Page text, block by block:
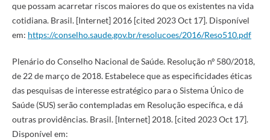
que possam acarretar riscos maiores do que os existentes na vida
cotidiana. Brasil. [Internet] 2016 [cited 2023 Oct 17]. Disponível
em: https://conselho.saude.gov.br/resolucoes/2016/Reso510.pdf
Plenário do Conselho Nacional de Saúde. Resolução nº 580/2018,
de 22 de março de 2018. Estabelece que as especificidades éticas
das pesquisas de interesse estratégico para o Sistema Único de
Saúde (SUS) serão contempladas em Resolução específica, e dá
outras providências. Brasil. [Internet] 2018. [cited 2023 Oct 17].
Disponível em: